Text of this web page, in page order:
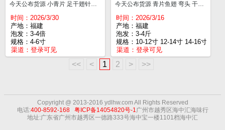
今天公布货源 小青片 足干翅针多 4-6寸¥540
时间：2026/3/30
产地：福建
泡发：3-4倍
规格：4-6寸
渠道： 登录可见
今天公布货源 青片鱼翅 弯头 干度好翅针多 10-12寸¥950 12-14寸¥1010 14-16寸¥1110
时间：2026/3/16
产地：福建
泡发：3-4斤
规格：10-12寸 12-14寸 14-16寸
渠道：登录可见
<< < 1 2 > >>
Copyright @ 2013-2016 ydlhw.com All Rights Reserved
电话:400-8592-168 粤ICP备14054820号-1广州市越秀区海中汇海味行
地址:广东省广州市越秀区一德路333号海中宝一楼1101档海中汇